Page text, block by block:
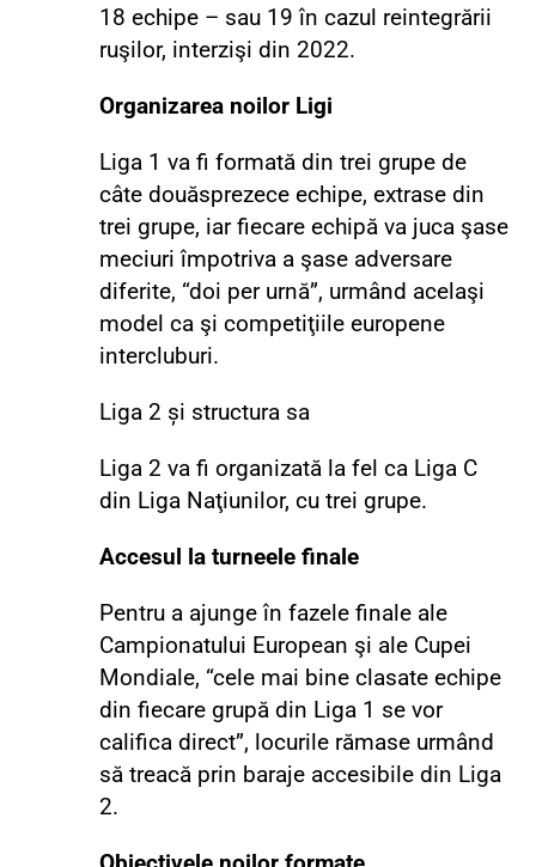
18 echipe – sau 19 în cazul reintegrării
ruşilor, interzişi din 2022.
Organizarea noilor Ligi
Liga 1 va fi formată din trei grupe de
câte douăsprezece echipe, extrase din
trei grupe, iar fiecare echipă va juca şase
meciuri împotriva a şase adversare
diferite, “doi per urnă”, urmând acelaşi
model ca şi competiţiile europene
intercluburi.
Liga 2 și structura sa
Liga 2 va fi organizată la fel ca Liga C
din Liga Naţiunilor, cu trei grupe.
Accesul la turneele finale
Pentru a ajunge în fazele finale ale
Campionatului European şi ale Cupei
Mondiale, “cele mai bine clasate echipe
din fiecare grupă din Liga 1 se vor
califica direct”, locurile rămase urmând
să treacă prin baraje accesibile din Liga
2.